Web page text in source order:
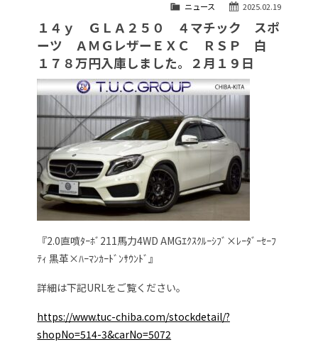
自動車保険
TUCとは？
リクルート
納車blog
スタッフblog
会社概要
2025.02.19
ニュース
１４ｙ ＧＬＡ２５０ ４マチック スポ
ーツ ＡＭＧレザーＥＸＣ ＲＳＰ 白
１７８万円入庫しました。２月１９日
『2.0直噴ﾀｰﾎﾞ211馬力4WD AMGｴｸｽｸﾙｰｼﾌﾞ×ﾚｰﾀﾞｰｾｰﾌ
ﾃｨ 黒革×ﾊｰﾏﾝｶｰﾄﾞﾝｻｳﾝﾄﾞ』
詳細は下記URLをご覧ください。
https://www.tuc-chiba.com/stockdetail/?
shopNo=514-3&carNo=5072